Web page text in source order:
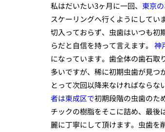
私はだいたい3ヶ月に一回、 東京
スケーリングへ行くようにして
切入っておらず、虫歯はいつも初
らだと自信を持って言えます。 神
になっています。歯全体の歯石取
多いですが、稀に初期虫歯が見つ
とって次回以降来なければならな
者は東成区で初期段階の虫歯のた
チックの樹脂をそこに詰め、最後
麗に丁寧にして頂けます。虫歯を